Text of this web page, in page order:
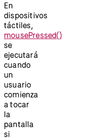
En
dispositivos
táctiles,
mousePressed()
se
ejecutará
cuando
un
usuario
comienza
a tocar
la
pantalla
si